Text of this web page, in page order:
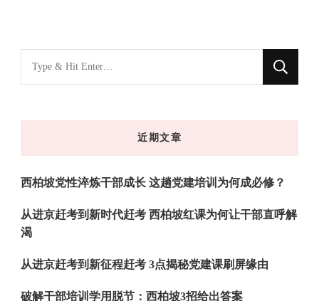
找
什
近期文章
西柏坡党性淬炼干部成长 这趟党建培训为何成必修？
从进京赶考到新时代赶考 西柏坡红课为何让干部直呼解
渴
从进京赶考到新征程赶考 3点揭秘党建课刷屏缘由
破解干部培训学用脱节：西柏坡3招给出答案